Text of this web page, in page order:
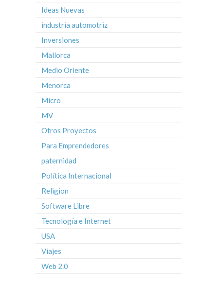
Ideas Nuevas
industria automotriz
Inversiones
Mallorca
Medio Oriente
Menorca
Micro
MV
Otros Proyectos
Para Emprendedores
paternidad
Política Internacional
Religion
Software Libre
Tecnología e Internet
USA
Viajes
Web 2.0